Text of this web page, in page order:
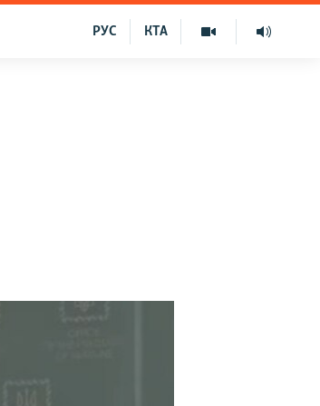
КТА
РУС